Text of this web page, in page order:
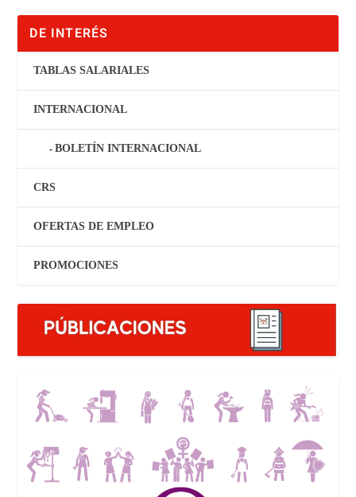
DE INTERÉS
TABLAS SALARIALES
INTERNACIONAL
BOLETÍN INTERNACIONAL
CRS
OFERTAS DE EMPLEO
PROMOCIONES